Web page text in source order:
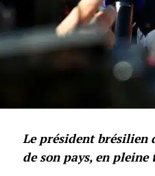
Le président brésilien
de son pays, en